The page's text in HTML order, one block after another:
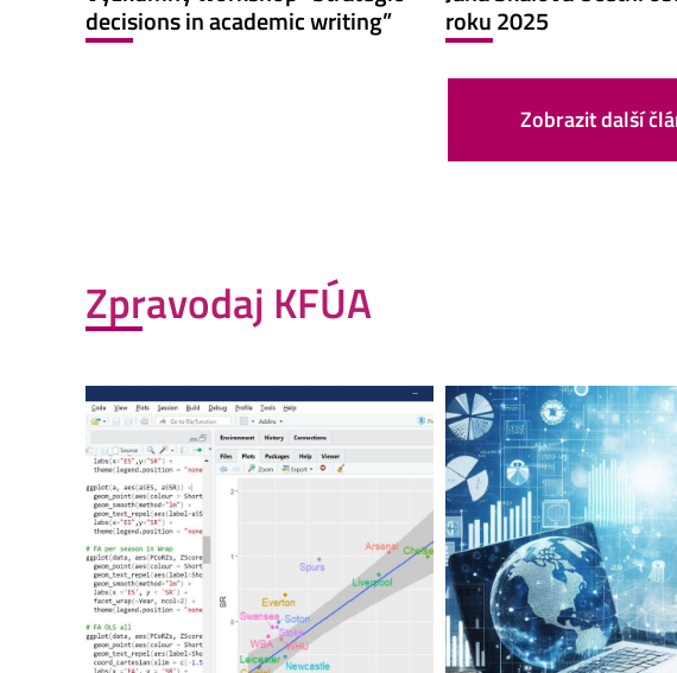
decisions in academic writing” roku 2025
Zobrazit další
Zpravodaj KFÚA
Zpravodaj